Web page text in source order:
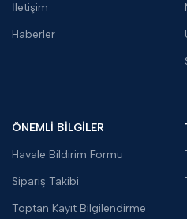
İletişim
Haberler
ÖNEMLİ BİLGİLER
Havale Bildirim Formu
Sipariş Takibi
Toptan Kayıt Bilgilendirme